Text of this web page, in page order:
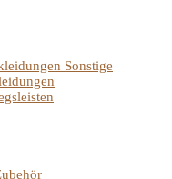
Sonstige